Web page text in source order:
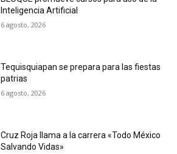
Inteligencia Artificial
6 agosto, 2026
Tequisquiapan se prepara para las fiestas
patrias
6 agosto, 2026
Cruz Roja llama a la carrera «Todo México
Salvando Vidas»